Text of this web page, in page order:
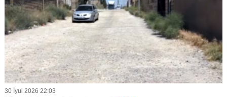
30 İyul 2026 22:03